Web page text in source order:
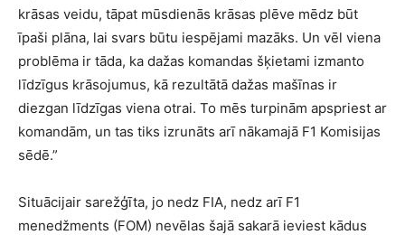
krāsas veidu, tāpat mūsdienās krāsas plēve mēdz būt
īpaši plāna, lai svars būtu iespējami mazāks. Un vēl viena
problēma ir tāda, ka dažas komandas šķietami izmanto
līdzīgus krāsojumus, kā rezultātā dažas mašīnas ir
diezgan līdzīgas viena otrai. To mēs turpinām apspriest ar
komandām, un tas tiks izrunāts arī nākamajā F1 Komisijas
sēdē.”
Situācijair sarežģīta, jo nedz FIA, nedz arī F1
menedžments (FOM) nevēlas šajā sakarā ieviest kādus